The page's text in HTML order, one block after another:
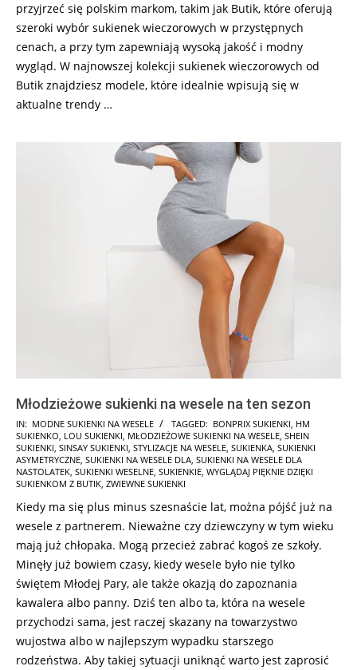
przyjrzeć się polskim markom, takim jak Butik, które oferują
szeroki wybór sukienek wieczorowych w przystępnych
cenach, a przy tym zapewniają wysoką jakość i modny
wygląd. W najnowszej kolekcji sukienek wieczorowych od
Butik znajdziesz modele, które idealnie wpisują się w
aktualne trendy …
Młodzieżowe sukienki na wesele na ten sezon
2025-
10-
18
IN: MODNE SUKIENKI NA WESELE TAGGED: BONPRIX SUKIENKI HM
SUKIENKO LOU SUKIENKI MŁODZIEŻOWE SUKIENKI NA WESELE SHEIN
SUKIENKI SINSAY SUKIENKI STYLIZACJE NA WESELE SUKIENKA SUKIENKI
ASYMETRYCZNE SUKIENKI NA WESELE DLA SUKIENKI NA WESELE DLA
NASTOLATEK SUKIENKI WESELNE SUKIENKIE WYGLĄDAJ PIĘKNIE DZIĘKI
SUKIENKOM Z BUTIK ZWIEWNE SUKIENKI
Kiedy ma się plus minus szesnaście lat, można pójść już na
wesele z partnerem. Nieważne czy dziewczyny w tym wieku
mają już chłopaka. Mogą przecież zabrać kogoś ze szkoły.
Minęły już bowiem czasy, kiedy wesele było nie tylko
świętem Młodej Pary, ale także okazją do zapoznania
kawalera albo panny. Dziś ten albo ta, która na wesele
przychodzi sama, jest raczej skazany na towarzystwo
wujostwa albo w najlepszym wypadku starszego
rodzeństwa. Aby takiej sytuacji uniknąć warto jest zaprosić